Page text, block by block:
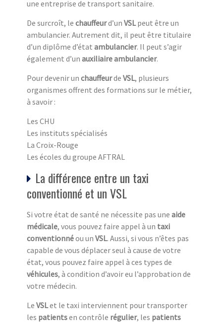
une entreprise de transport sanitaire.
De surcroît, le chauffeurd’un VSLpeut être un
ambulancier. Autrement dit, il peut être titulaire
d’un diplôme d’état ambulancier. Il peut s’agir
également d’un auxiliaire ambulancier.
Pour devenir un chauffeurde VSL, plusieurs
organismes offrent des formations sur le métier,
à savoir :
Les CHU
Les instituts spécialisés
La Croix-Rouge
Les écoles du groupe AFTRAL
La différence entre un taxi
conventionné et un VSL
Si votre état de santé ne nécessite pas une aide
médicale, vous pouvez faire appel à un taxi
conventionnéou un VSL. Aussi, si vous n’êtes pas
capable de vous déplacer seul à cause de votre
état, vous pouvez faire appel à ces types de
véhicules, à condition d’avoir eu l’approbation de
votre médecin.
Le VSLet le taxi interviennent pour transporter
les patientsen contrôle régulier, les patients